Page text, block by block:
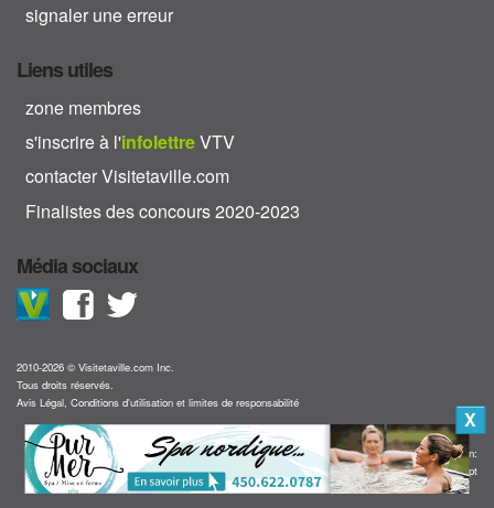
signaler une erreur
Liens utiles
zone membres
s'inscrire à l'infolettreVTV
contacter Visitetaville.com
Finalistes des concours 2020-2023
Média sociaux
2010-2026 © Visitetaville.com Inc.
Tous droits réservés.
Avis Légal, Conditions d'utilisation et limites de responsabilité
Collaboration:
Programmation web TraceConcept
X